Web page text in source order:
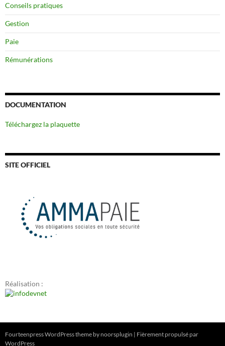
Conseils pratiques
Gestion
Paie
Rémunérations
DOCUMENTATION
Téléchargez la plaquette
SITE OFFICIEL
Réalisation :
Fourteenpress WordPress theme by noorsplugin | Fièrement propulsé par
WordPress